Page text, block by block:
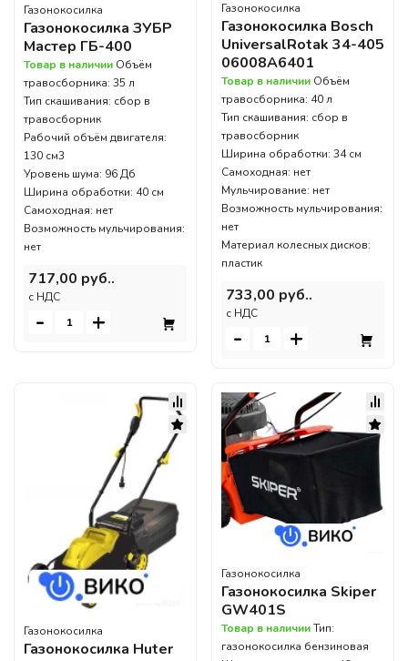
Газонокосилка
Газонокосилка ЗУБР
Мастер ГБ-400
Товар в наличии Объём
травосборника: 35 л
Тип скашивания: сбор в
травосборник
Рабочий объём двигателя:
130 см3
Уровень шума: 96 Дб
Ширина обработки: 40 см
Самоходная: нет
Возможность мульчирования:
нет
717,00 руб..
c НДС
- +
Газонокосилка
Газонокосилка Bosch
UniversalRotak 34-405
06008A6401
Товар в наличии Объём
травосборника: 40 л
Тип скашивания: сбор в
травосборник
Ширина обработки: 34 см
Самоходная: нет
Мульчирование: нет
Возможность мульчирования:
нет
Материал колесных дисков:
пластик
733,00 руб..
c НДС
- +
Газонокосилка
Газонокосилка Huter
Газонокосилка
Газонокосилка Skiper
GW401S
Товар в наличииТип:
газонокосилка бензиновая